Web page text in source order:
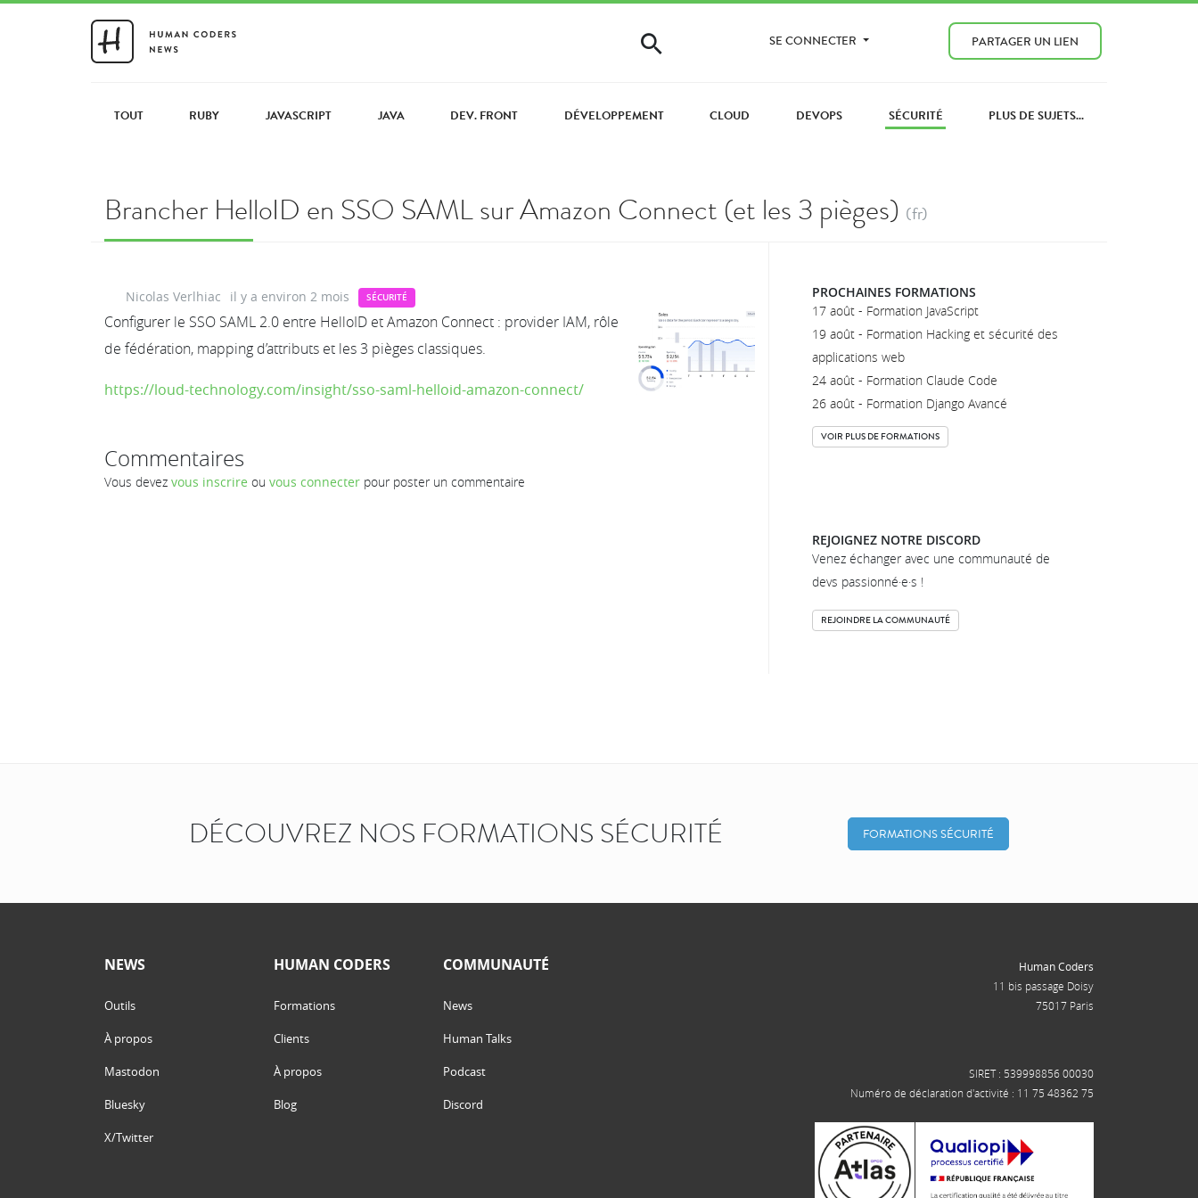
SE CONNECTER PARTAGER UN LIEN
TOUT RUBY JAVASCRIPT JAVA DEV. FRONT DÉVELOPPEMENT CLOUD DEVOPS SÉCURITÉ PLUS DE SUJETS...
Brancher HelloID en SSO SAML sur Amazon Connect (et les 3 pièges) (fr)
Nicolas Verlhiac il y a environ 2 mois SÉCURITÉ
Configurer le SSO SAML 2.0 entre HelloID et Amazon Connect : provider IAM, rôle
de fédération, mapping d’attributs et les 3 pièges classiques.
https://loud-technology.com/insight/sso-saml-helloid-amazon-connect/
Commentaires
Vous devez vous inscrire ou vous connecter pour poster un commentaire
PROCHAINES FORMATIONS
17 août - Formation JavaScript
19 août - Formation Hacking et sécurité des
applications web
24 août - Formation Claude Code
26 août - Formation Django Avancé
VOIR PLUS DE FORMATIONS
REJOIGNEZ NOTRE DISCORD
Venez échanger avec une communauté de
devs passionné·e·s !
REJOINDRE LA COMMUNAUTÉ
DÉCOUVREZ NOS FORMATIONS SÉCURITÉ FORMATIONS SÉCURITÉ
NEWS
Outils
À propos
Mastodon
Bluesky
X/Twitter
HUMAN CODERS
Formations
Clients
À propos
Blog
COMMUNAUTÉ
News
Human Talks
Podcast
Discord
Human Coders
11 bis passage Doisy
75017 Paris
SIRET : 539998856 00030
Numéro de déclaration d'activité : 11 75 48362 75